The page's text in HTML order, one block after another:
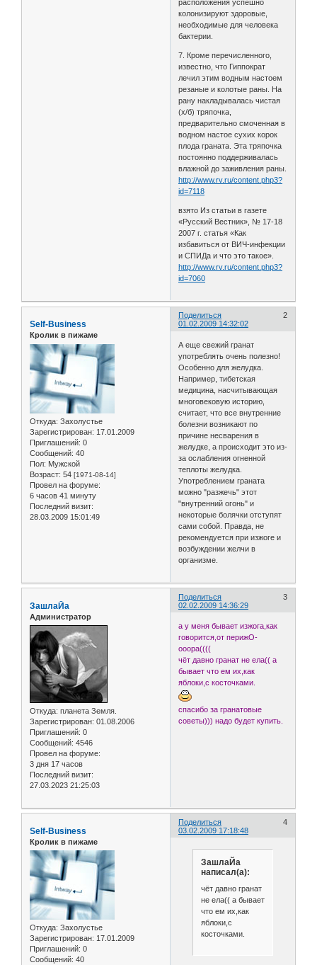
расположения успешно
колонизируют здоровые,
необходимые для человека
бактерии.
7. Кроме перечисленного,
известно, что Гиппократ
лечил этим водным настоем
резаные и колотые раны. На
рану накладывалась чистая
(х/б) тряпочка,
предварительно смоченная в
водном настое сухих корок
плода граната. Эта тряпочка
постоянно поддерживалась
влажной до заживления раны.
http://www.rv.ru/content.php3?
id=7118
взято Из статьи в газете
«Русский Вестник», № 17-18
2007 г. статья «Как
избавиться от ВИЧ-инфекции
и СПИДа и что это такое».
http://www.rv.ru/content.php3?
id=7060
Поделиться
2
01.02.2009 14:32:02
Self-Business
Кролик в пижаме
Откуда: Захолустье
Зарегистрирован: 17.01.2009
Приглашений: 0
Сообщений: 40
Пол: Мужской
Возраст: 54 [1971-08-14]
Провел на форуме:
6 часов 41 минуту
Последний визит:
28.03.2009 15:01:49
А еще свежий гранат
употреблять очень полезно!
Особенно для желудка.
Например, тибетская
медицина, насчитывающая
многовековую историю,
считает, что все внутренние
болезни возникают по
причине несварения в
желудке, а происходит это из-
за ослабления огненной
теплоты желудка.
Употреблением граната
можно "разжечь" этот
"внутренний огонь" и
некоторые болячки отступят
сами собой. Правда, не
рекомендуется при изжоге и
возбуждении желчи в
организме.
Поделиться
3
02.02.2009 14:36:29
ЗашлаЙа
Администратор
Откуда: планета Земля.
Зарегистрирован: 01.08.2006
Приглашений: 0
Сообщений: 4546
Провел на форуме:
3 дня 17 часов
Последний визит:
27.03.2023 21:25:03
а у меня бывает изжога,как
говорится,от перижО-
ооора((((
чёт давно гранат не ела(( а
бывает что ем их,как
яблоки,с косточками.
спасибо за гранатовые
советы))) надо будет купить.
Поделиться
4
03.02.2009 17:18:48
Self-Business
Кролик в пижаме
Откуда: Захолустье
Зарегистрирован: 17.01.2009
Приглашений: 0
Сообщений: 40
ЗашлаЙа
написал(а):
чёт давно гранат
не ела(( а бывает
что ем их,как
яблоки,с
косточками.